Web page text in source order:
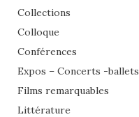
Collections
Colloque
Conférences
Expos – Concerts -ballets
Films remarquables
Littérature